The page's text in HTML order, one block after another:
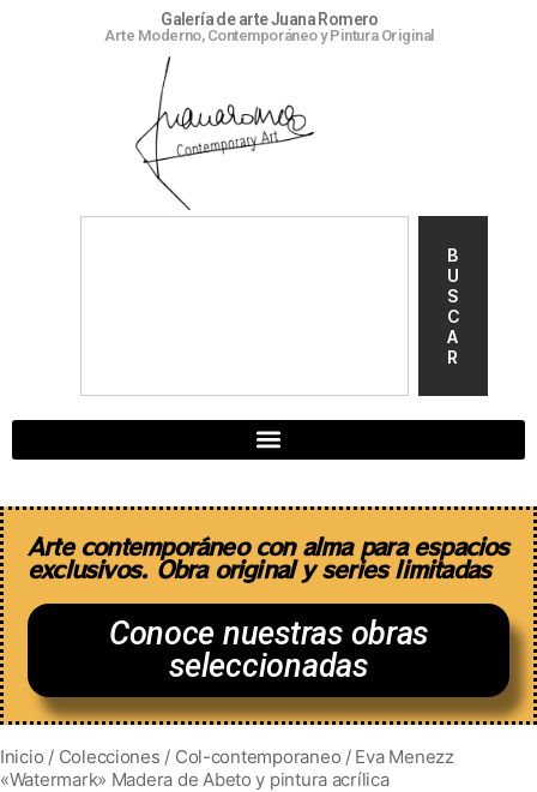
Galería de arte Juana Romero
Arte Moderno, Contemporáneo y Pintura Original
B
U
S
C
A
R
Arte contemporáneo con alma para espacios
exclusivos. Obra original y series limitadas
Conoce nuestras obras
seleccionadas
Inicio / Colecciones / Col-contemporaneo / Eva Menezz
«Watermark» Madera de Abeto y pintura acrílica